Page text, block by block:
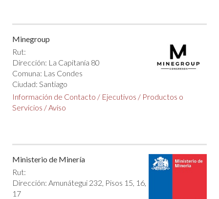
Minegroup
Rut:
Dirección: La Capitanía 80
Comuna: Las Condes
Ciudad: Santiago
Información de Contacto / Ejecutivos / Productos o
Servicios /Aviso
Ministerio de Minería
Rut:
Dirección: Amunátegui 232, Pisos 15, 16,
17